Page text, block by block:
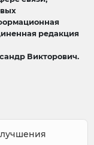
редакция
Викторович.